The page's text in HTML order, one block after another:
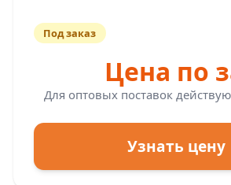
Под заказ
Цена по
Для оптовых поставок
Узнать цену